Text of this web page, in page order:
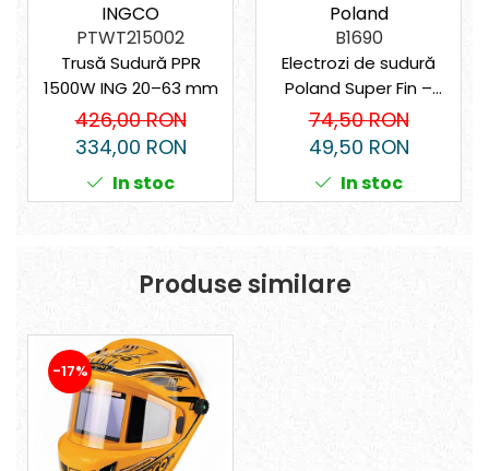
INGCO
PTWT215002
Trusă Sudură PPR
1500W ING 20–63 mm
426,00 RON
334,00 RON
In stoc
Poland
B1690
Electrozi de sudură
Poland Super Fin –
2.5mm/3.25mm Rutilici,
2.5 kg
74,50 RON
49,50 RON
In stoc
Produse similare
-17%